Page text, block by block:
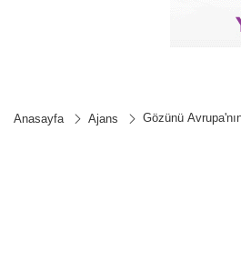
Anasayfa Ajans Gözünü